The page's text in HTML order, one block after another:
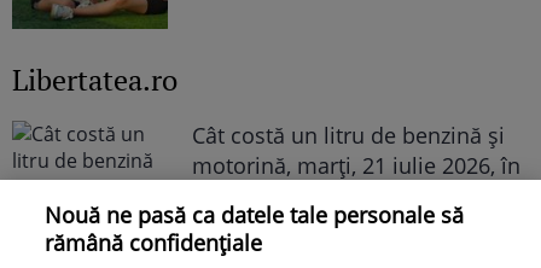
Libertatea.ro
Cât costă un litru de benzină și
motorină, marți, 21 iulie 2026, în
Timișoara și Constanța
Nouă ne pasă ca datele tale personale să
rămână confidențiale